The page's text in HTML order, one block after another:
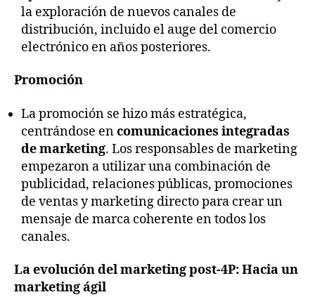
la exploración de nuevos canales de
distribución, incluido el auge del comercio
electrónico en años posteriores.
Promoción
La promoción se hizo más estratégica,
centrándose encomunicaciones integradas
de marketing. Los responsables de marketing
empezaron a utilizar una combinación de
publicidad, relaciones públicas, promociones
de ventas y marketing directo para crear un
mensaje de marca coherente en todos los
canales.
La evolución del marketing post-4P: Hacia un
marketing ágil